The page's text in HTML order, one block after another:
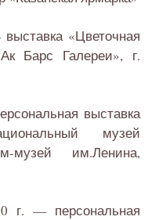
«Цветочная
Барс Галереи», г.
выставка
музей
музей им.Ленина,
г. — персональная